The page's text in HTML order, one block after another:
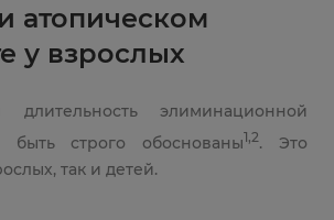
атопическом
у взрослых
элиминационной
строго обоснованы1,2. Это
так и детей.